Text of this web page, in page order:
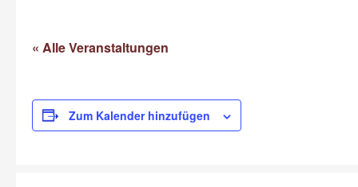
« Alle Veranstaltungen
Zum Kalender hinzufügen